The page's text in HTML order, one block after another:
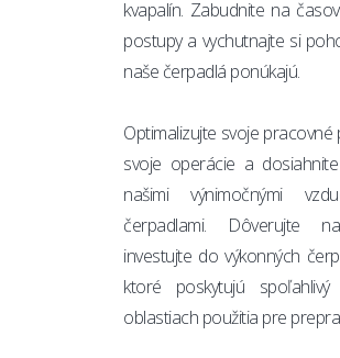
kvapalín. Zabudnite na
postupy a vychutnajte si
naše čerpadlá ponúkajú.
Optimalizujte svoje
svoje operácie a
našimi výnimočnými
čerpadlami. Dôverujte
investujte do výkonných
ktoré poskytujú
oblastiach použitia pre